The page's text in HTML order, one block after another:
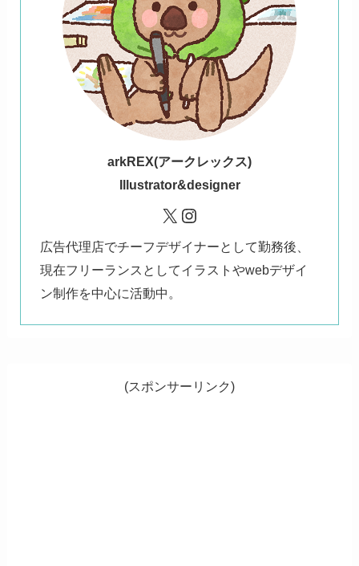
arkREX(アークレックス)
Illustrator&designer
X Instagram
広告代理店でチーフデザイナーとして勤務後、
現在フリーランスとしてイラストやwebデザイ
ン制作を中心に活動中。
(スポンサーリンク)